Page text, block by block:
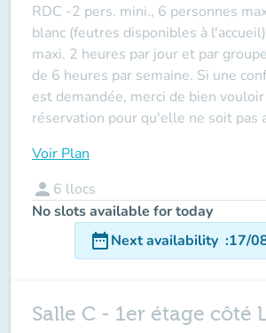
RDC -2 pers. mini., 6 personnes
blanc (feutres disponibles à
maxi. 2 heures par jour et par
de 6 heures par semaine. Si une
est demandée, merci de bien
réservation pour qu'elle ne soit pas
Voir Plan
person 6 llocs
No slots available for today
date_rangeNext availability :17/
Salle C - 1er étage côté